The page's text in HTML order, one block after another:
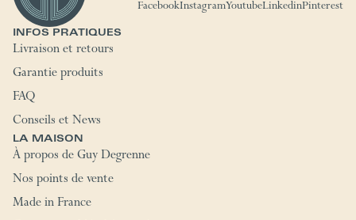
FacebookInstagramYoutubeLinkedinPinterest
INFOS PRATIQUES
Livraison et retours
Garantie produits
FAQ
Conseils et News
LA MAISON
À propos de Guy Degrenne
Nos points de vente
Made in France